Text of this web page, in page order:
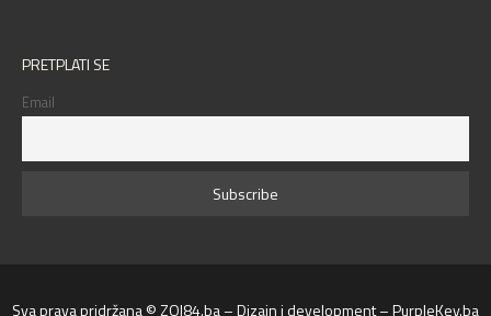
PRETPLATI SE
Email
Sva prava pridržana © ZOI84.ba – Dizajn i development – PurpleKey.ba